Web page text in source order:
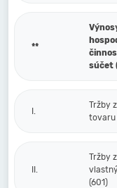
**
súčet
I.
Tržby
tovaru
II.
Tržby
(601)